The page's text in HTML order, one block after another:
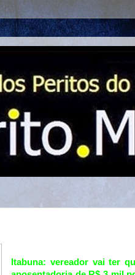
Itabuna: vereador vai ter